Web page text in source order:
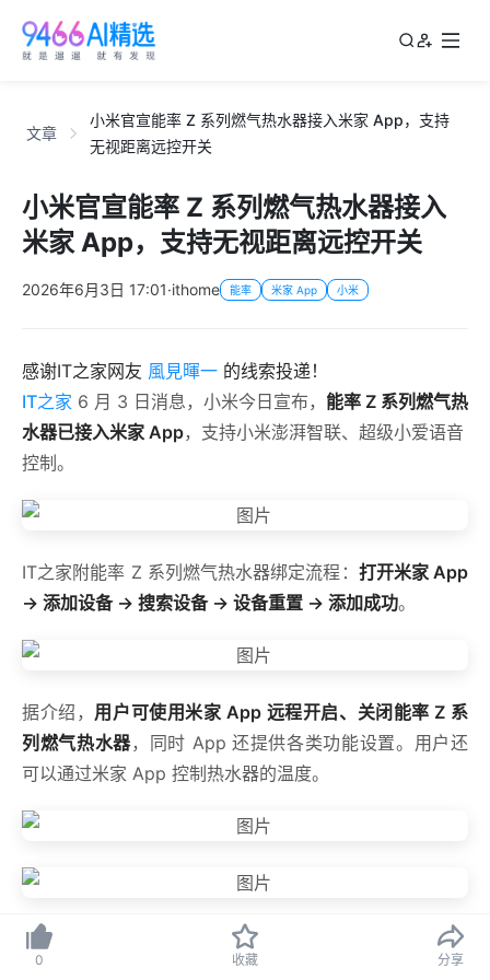
0 收藏 分享
文章
小米官宣能率 Z 系列燃气热水器接入米家 App，支持
无视距离远控开关
小米官宣能率 Z 系列燃气热水器接入
米家 App，支持无视距离远控开关
2026年6月3日 17:01·ithome 能率 米家 App 小米
感谢IT之家网友 風見暉一 的线索投递！
IT之家 6 月 3 日消息，小米今日宣布， 能率 Z 系列燃气热
水器已接入米家 App，支持小米澎湃智联、超级小爱语音
控制。
IT之家附能率 Z 系列燃气热水器绑定流程： 打开米家 App
→ 添加设备 → 搜索设备 → 设备重置 → 添加成功。
据介绍， 用户可使用米家 App 远程开启、关闭能率 Z 系
列燃气热水器，同时 App 还提供各类功能设置。用户还
可以通过米家 App 控制热水器的温度。
据介绍，能率 Z 系列燃气热水器配备高耐用防爆玻璃，进
水管添加 Ag+ 银离子材料，并搭配有磷脱氧铜水箱进行